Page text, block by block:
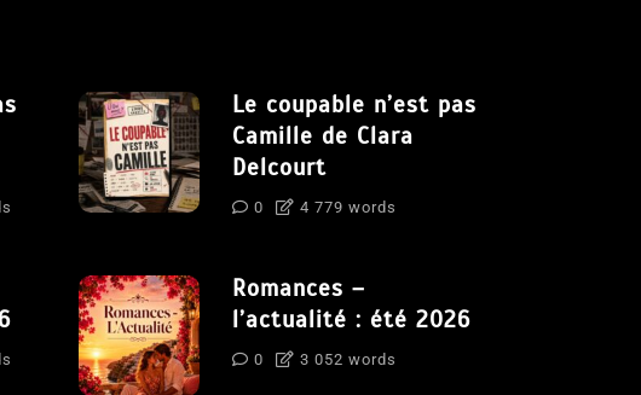
Le coupable n’est pas
Camille de Clara
Delcourt
0 4 779 words
Romances –
l’actualité : été 2026
0 3 052 words